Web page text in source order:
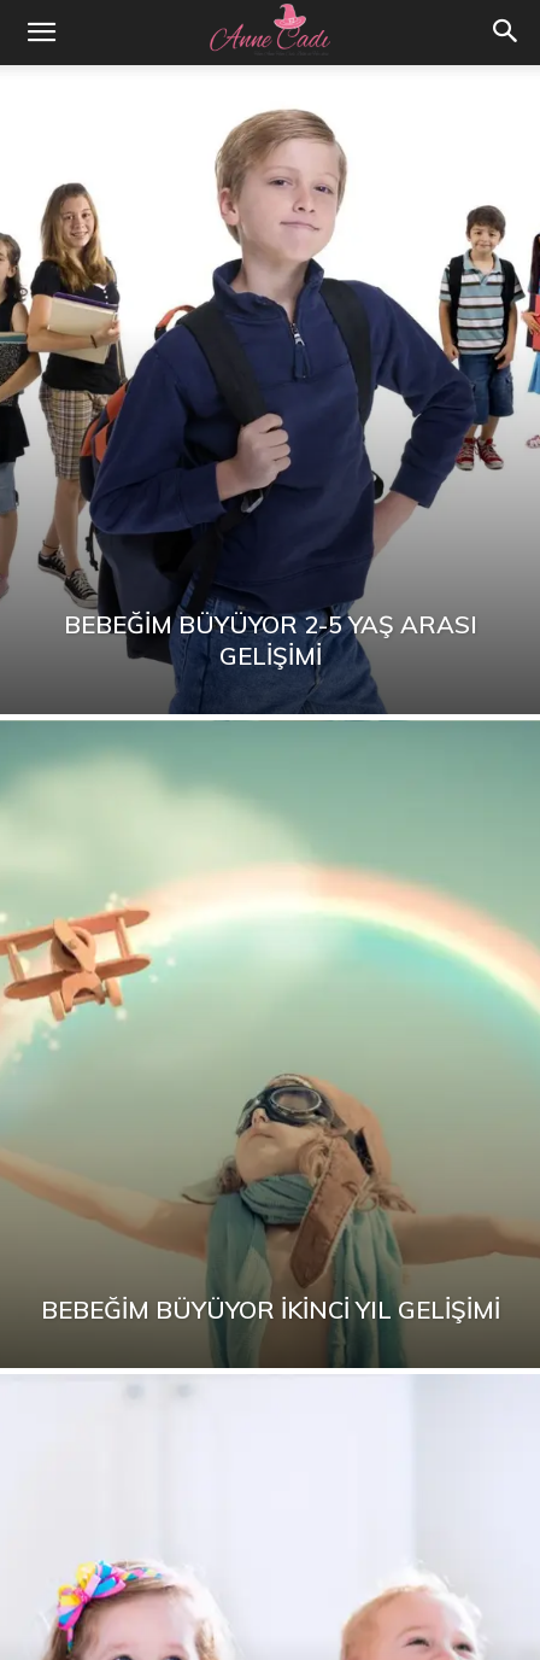
BEBEĞIM BÜYÜYOR 2-5 YAŞ ARASI
GELIŞIMI
BEBEĞIM BÜYÜYOR İKINCI YIL GELIŞIMI